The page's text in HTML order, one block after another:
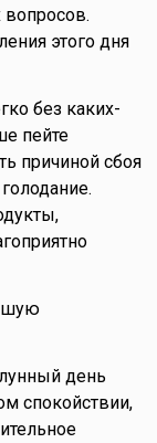
этого дня
без каких-
пейте
причиной сбоя
день
спокойствии,